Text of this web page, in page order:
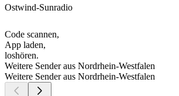
Ostwind-Sunradio
Code scannen,
App laden,
loshören.
Weitere Sender aus Nordrhein-Westfalen
Weitere Sender aus Nordrhein-Westfalen